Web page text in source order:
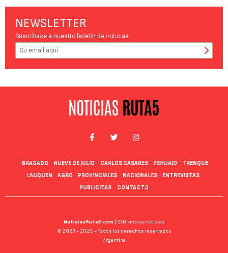
NEWSLETTER
Suscríbase a nuestro boletín de noticias
BRAGADO NUEVE DE JULIO CARLOS CASARES PEHUAJÓ
TRENQUE
LAUQUEN
AGRO PROVINCIALES NACIONALES
ENTREVISTAS
PUBLICITAR
CONTACTO
NoticiasRuta5.com
| 250 kms de noticias
© 2023 - 2026 - Todos los derechos reservados
Argentina.